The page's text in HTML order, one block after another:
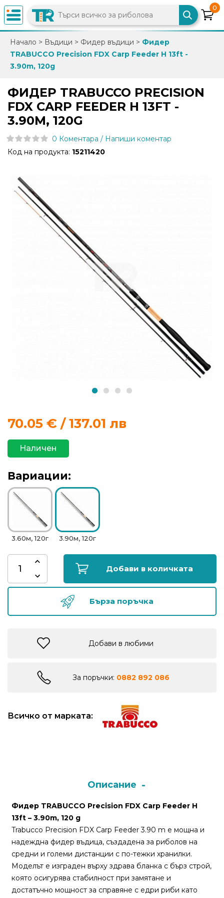
×
0882
892
info@trfish.com
Вход
Промоции
Нови
продукти
риболов
Куки
за
риболов
Дрехи
за
риболов
Комплекти
за
риболов
Сонари
0
Начало > Въдици > Фидер въдици > Фидер
TRABUCCO Precision FDX Carp Feeder H 13ft -
3.90m, 120g
ФИДЕР TRABUCCO PRECISION
FDX CARP FEEDER H 13FT -
3.90M, 120G
0 Коментара / Напиши коментар
Код на продукта: 15211420
70.05 € / 137.01 лв
Наличен
Вариации:
3.60м, 120г 3.90м, 120г
Добави в количката
Бърза поръчка
Добави в любими
За поръчки: 0882 892 086
Всичко от марката:
Описание
Фидер TRABUCCO Precision FDX Carp Feeder H
13ft – 3.90m, 120 g
Trabucco Precision FDX Carp Feeder 3.90 m е мощна и
надеждна фидер въдица, създадена за риболов на
средни и големи дистанции с по-тежки хранилки.
Моделът е изграден върху здрава бланка с бърз строй,
която осигурява стабилност при замятане и
достатъчно мощност за справяне с едри риби като